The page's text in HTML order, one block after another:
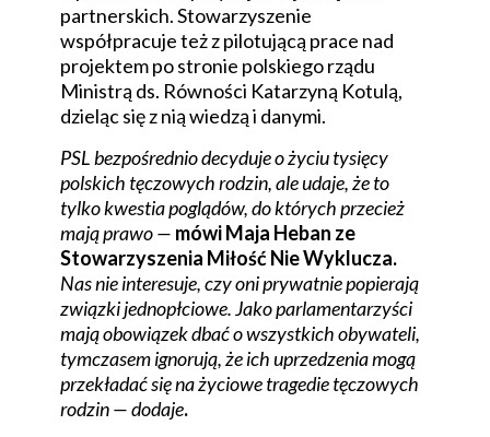
partnerskich. Stowarzyszenie
współpracuje też z pilotującą prace nad
projektem po stronie polskiego rządu
Ministrą ds. Równości Katarzyną Kotulą,
dzieląc się z nią wiedzą i danymi.
PSL bezpośrednio decyduje o życiu tysięcy
polskich tęczowych rodzin, ale udaje, że to
tylko kwestia poglądów, do których przecież
mają prawo — mówi Maja Heban ze
Stowarzyszenia Miłość Nie Wyklucza.
Nas nie interesuje, czy oni prywatnie popierają
związki jednopłciowe. Jako parlamentarzyści
mają obowiązek dbać o wszystkich obywateli,
tymczasem ignorują, że ich uprzedzenia mogą
przekładać się na życiowe tragedie tęczowych
rodzin — dodaje.